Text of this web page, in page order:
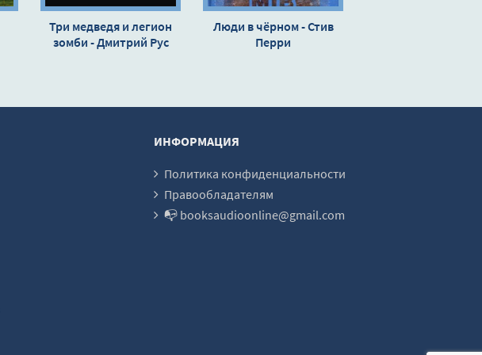
Три медведя и легион
зомби - Дмитрий Рус
Люди в чёрном - Стив
Перри
ИНФОРМАЦИЯ
Политика конфиденциальности
Правообладателям
📭 booksaudioonline@gmail.com